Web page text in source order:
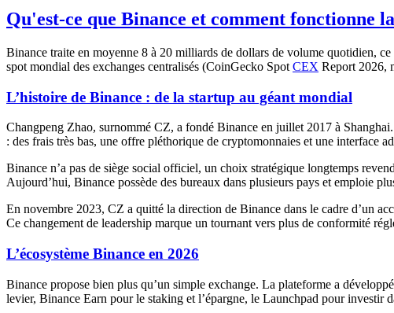
Qu'est-ce que Binance et comment fonctionne
Binance traite en moyenne 8 à 20 milliards de dollars de volume quotidien,
spot mondial des exchanges centralisés (CoinGecko Spot CEX Report 2026,
L’histoire de Binance : de la startup au géant mondial
Changpeng Zhao, surnommé CZ, a fondé Binance en juillet 2017 à
: des frais très bas, une offre pléthorique de cryptomonnaies et une interface
Binance n’a pas de siège social officiel, un choix stratégique longtemps
Aujourd’hui, Binance possède des bureaux dans plusieurs pays et emploie
En novembre 2023, CZ a quitté la direction de Binance dans le cadre d’un
Ce changement de leadership marque un tournant vers plus de conformité
L’écosystème Binance en 2026
Binance propose bien plus qu’un simple exchange. La plateforme a
levier, Binance Earn pour le staking et l’épargne, le Launchpad pour investir